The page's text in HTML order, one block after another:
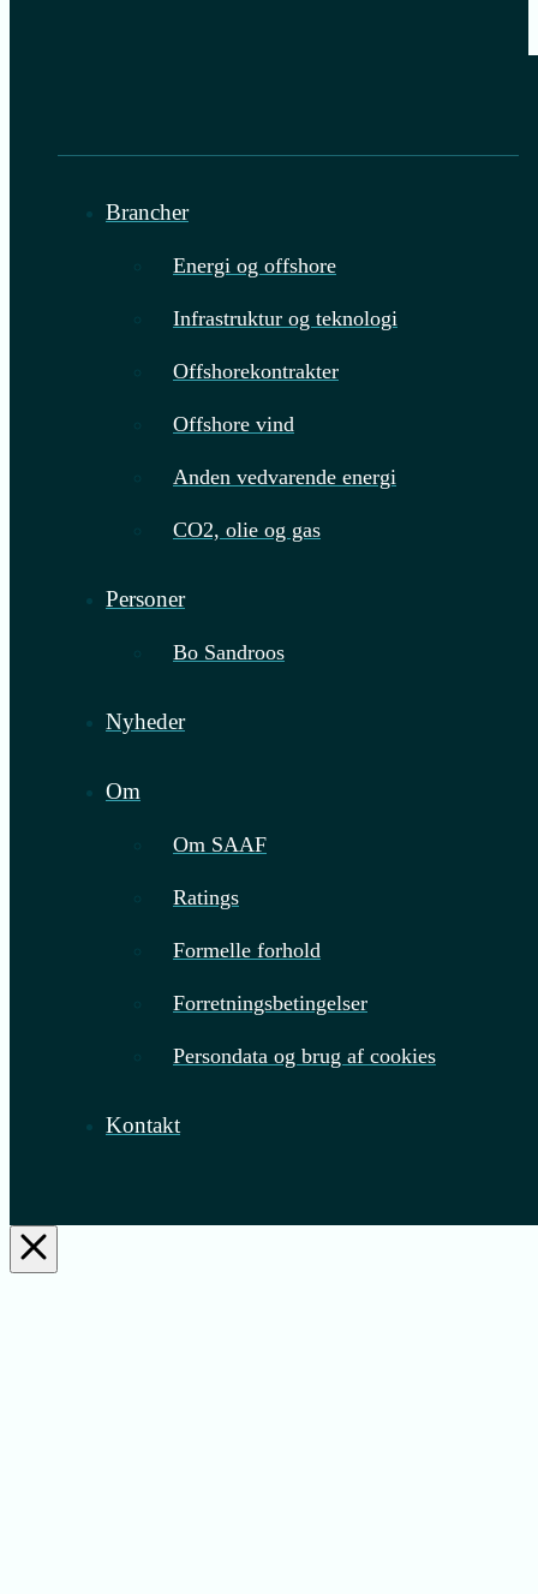
Brancher
Energi og offshore
Infrastruktur og teknologi
Offshorekontrakter
Offshore vind
Anden vedvarende energi
CO2, olie og gas
Personer
Bo Sandroos
Nyheder
Om
Om SAAF
Ratings
Formelle forhold
Forretningsbetingelser
Persondata og brug af cookies
Kontakt